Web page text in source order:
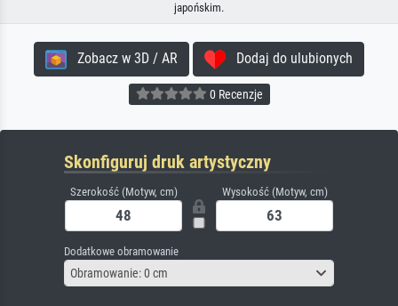
japońskim.
Zobacz w 3D / AR Dodaj do ulubionych
0 Recenzje
Skonfiguruj druk artystyczny
Szerokość (Motyw, cm) Wysokość (Motyw, cm)
Dodatkowe obramowanie
Obramowanie: 0 cm